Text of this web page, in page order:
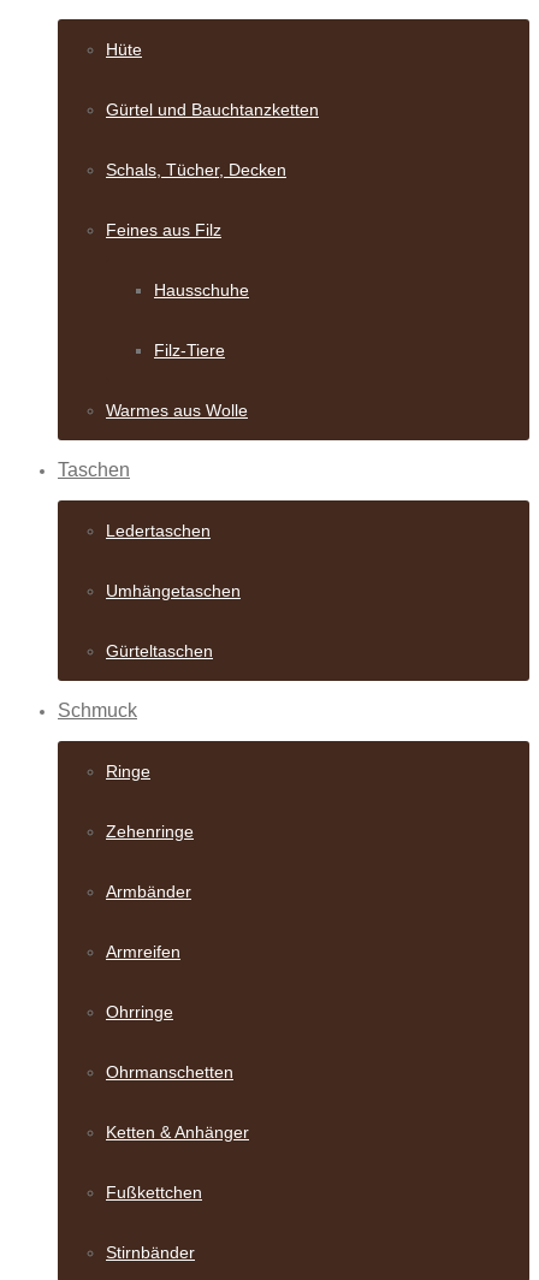
Hüte
Gürtel und Bauch­tanzketten
Schals, Tücher, Decken
Feines aus Filz
Hausschuhe
Filz-Tiere
Warmes aus Wolle
Taschen
Ledertaschen
Umhängetaschen
Gürteltaschen
Schmuck
Ringe
Zehenringe
Armbänder
Armreifen
Ohrringe
Ohrmanschetten
Ketten & Anhänger
Fußkettchen
Stirnbänder